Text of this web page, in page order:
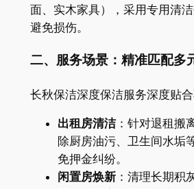
面、实木家具），采用专用清
避免损伤。
二、服务场景：精准匹配多
长秋保洁深度保洁服务深度贴
出租房清洁：针对退租搬
除厨房油污、卫生间水垢
免押金纠纷。
闲置房焕新：清理长期积